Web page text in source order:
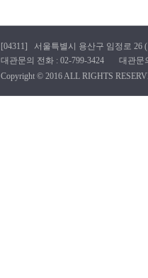
[04311] 서울특별시 용산구 임정로
대관문의 전화 : 02-799-3424 대관문
Copyright © 2016 ALL RIGHTS